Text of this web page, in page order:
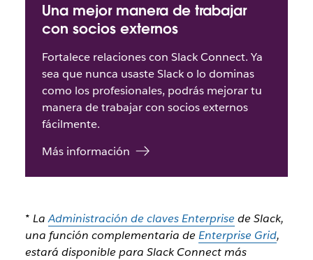
Una mejor manera de trabajar
con socios externos
Fortalece relaciones con Slack Connect. Ya
sea que nunca usaste Slack o lo dominas
como los profesionales, podrás mejorar tu
manera de trabajar con socios externos
fácilmente.
Más información
* LaAdministración de claves Enterprise de Slack,
una función complementaria de Enterprise Grid,
estará disponible para Slack Connect más